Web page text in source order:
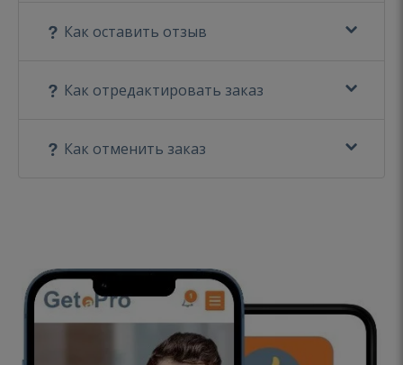
Как оставить отзыв
Как отредактировать заказ
Как отменить заказ